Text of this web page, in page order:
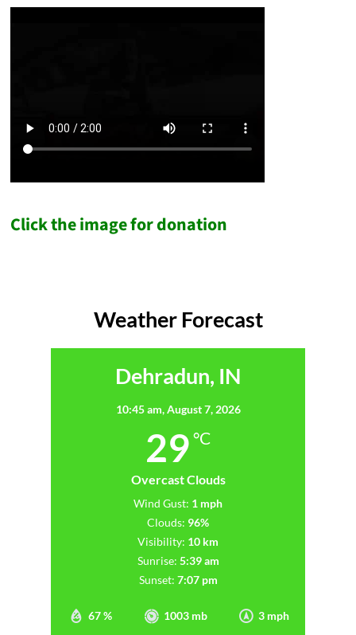
Click the image for donation
Weather Forecast
Dehradun, IN
10:45 am,August 7, 2026
29 °C
Overcast Clouds
67 % 1003 mb 3 mph
Wind Gust: 1 mph
Clouds: 96%
Visibility: 10 km
Sunrise: 5:39 am
Sunset: 7:07 pm